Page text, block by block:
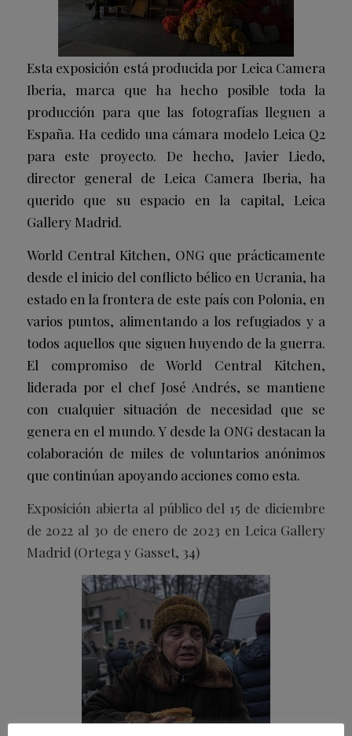
Esta exposición está producida por Leica Camera
Iberia, marca que ha hecho posible toda la
producción para que las fotografías lleguen a
España. Ha cedido una cámara modelo Leica Q2
para este proyecto. De hecho, Javier Liedo,
director general de Leica Camera Iberia, ha
querido que su espacio en la capital, Leica
Gallery Madrid.
World Central Kitchen, ONG que prácticamente
desde el inicio del conflicto bélico en Ucrania, ha
estado en la frontera de este país con Polonia, en
varios puntos, alimentando a los refugiados y a
todos aquellos que siguen huyendo de la guerra.
El compromiso de World Central Kitchen,
liderada por el chef José Andrés, se mantiene
con cualquier situación de necesidad que se
genera en el mundo. Y desde la ONG destacan la
colaboración de miles de voluntarios anónimos
que continúan apoyando acciones como esta.
Exposición abierta al público del 15 de diciembre
de 2022 al 30 de enero de 2023 en Leica Gallery
Madrid (Ortega y Gasset, 34)